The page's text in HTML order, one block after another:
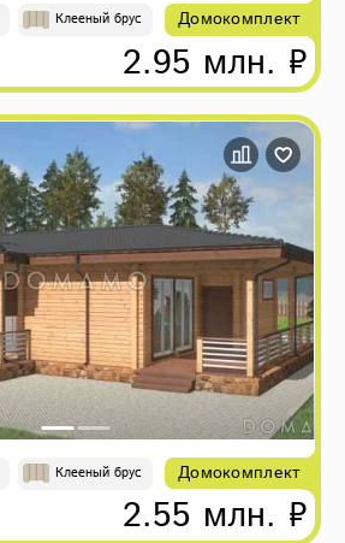
Клееный брус Домокомплект
2.95 млн. ₽
Клееный брус Домокомплект
2.55 млн. ₽